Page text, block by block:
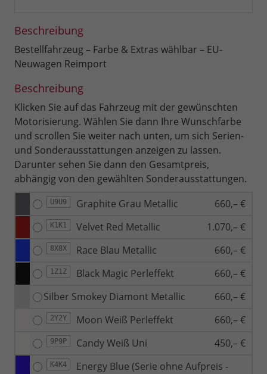
Beschreibung
Bestellfahrzeug – Farbe & Extras wählbar – EU-
Neuwagen Reimport
Beschreibung
Klicken Sie auf das Fahrzeug mit der gewünschten
Motorisierung. Wählen Sie dann Ihre Wunschfarbe
und scrollen Sie weiter nach unten, um sich Serien-
und Sonderausstattungen anzeigen zu lassen.
Darunter sehen Sie dann den Gesamtpreis,
abhängig von den gewählten Sonderausstattungen.
U9U9 Graphite Grau Metallic 660,– €
K1K1 Velvet Red Metallic 1.070,– €
8X8X Race Blau Metallic 660,– €
1Z1Z Black Magic Perleffekt
660,– €
Silber Smokey Diamont Metallic
660,– €
2Y2Y Moon Weiß Perleffekt 660,– €
9P9P Candy Weiß Uni 450,– €
K4K4
Energy Blue (Serie ohne Aufpreis -